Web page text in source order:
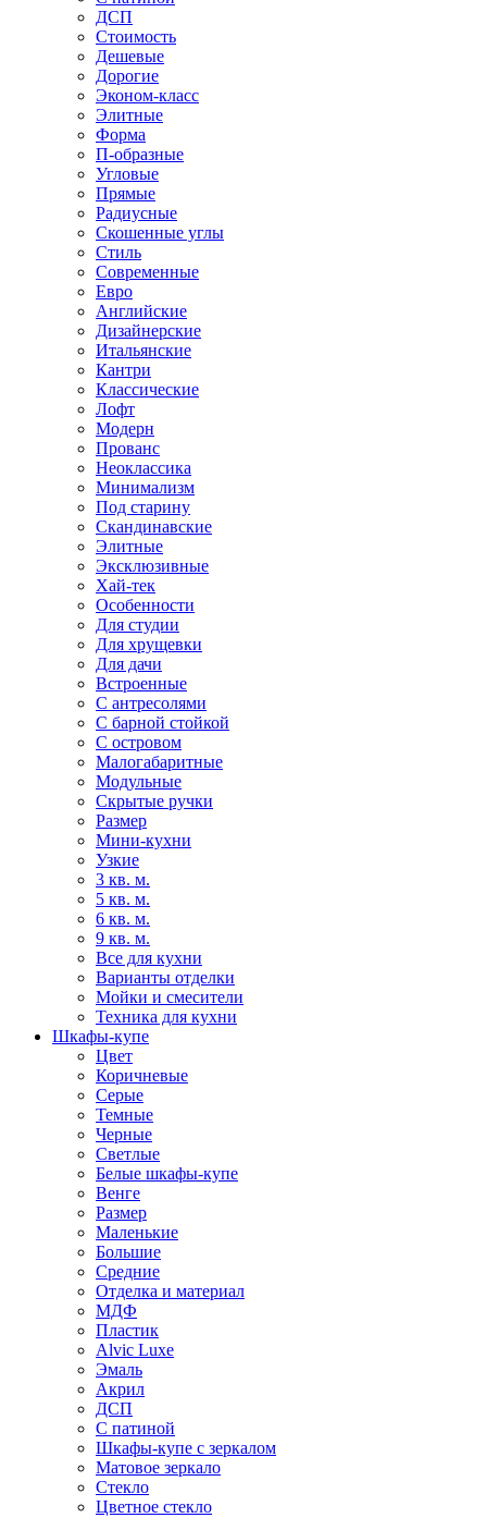
ДСП
Стоимость
Дешевые
Дорогие
Эконом-класс
Элитные
Форма
П-образные
Угловые
Прямые
Радиусные
Скошенные углы
Стиль
Современные
Евро
Английские
Дизайнерские
Итальянские
Кантри
Классические
Лофт
Модерн
Прованс
Неоклассика
Минимализм
Под старину
Скандинавские
Элитные
Эксклюзивные
Хай-тек
Особенности
Для студии
Для хрущевки
Для дачи
Встроенные
С антресолями
С барной стойкой
С островом
Малогабаритные
Модульные
Скрытые ручки
Размер
Мини-кухни
Узкие
3 кв. м.
5 кв. м.
6 кв. м.
9 кв. м.
Все для кухни
Варианты отделки
Мойки и смесители
Техника для кухни
Шкафы-купе
Цвет
Коричневые
Серые
Темные
Черные
Светлые
Белые шкафы-купе
Венге
Размер
Маленькие
Большие
Средние
Отделка и материал
МДФ
Пластик
Alvic Luxe
Эмаль
Акрил
ДСП
С патиной
Шкафы-купе с зеркалом
Матовое зеркало
Стекло
Цветное стекло